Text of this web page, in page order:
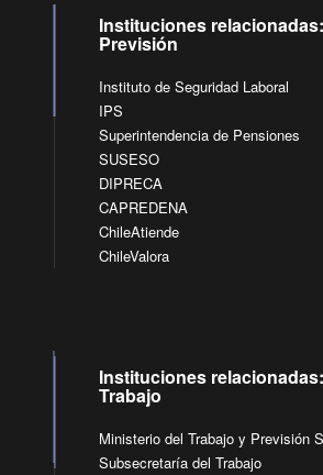
Instituciones relacionadas:
Previsión
Instituto de Seguridad Laboral
IPS
Superintendencia de Pensiones
SUSESO
DIPRECA
CAPREDENA
ChileAtiende
ChileValora
Instituciones relacionadas:
Trabajo
Ministerio del Trabajo y Previsión
Subsecretaría del Trabajo